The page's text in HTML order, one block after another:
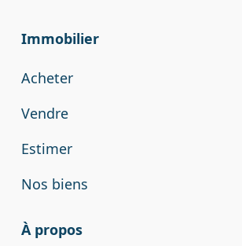
Immobilier
Acheter
Vendre
Estimer
Nos biens
À propos